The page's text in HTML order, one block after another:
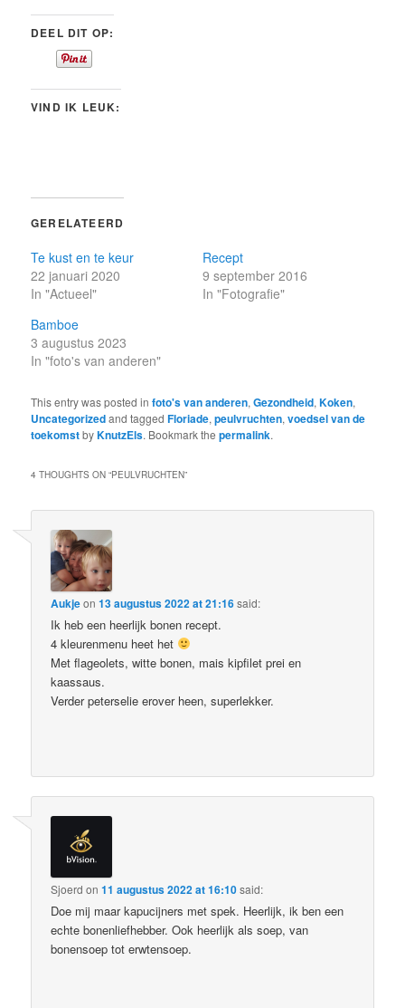
DEEL DIT OP:
VIND IK LEUK:
GERELATEERD
Te kust en te keur
22 januari 2020
In "Actueel"
Recept
9 september 2016
In "Fotografie"
Bamboe
3 augustus 2023
In "foto's van anderen"
This entry was posted infoto's van anderen,Gezondheid,Koken,
Uncategorizedand taggedFloriade,peulvruchten,voedsel van de
toekomstbyKnutzEls. Bookmark thepermalink.
4 THOUGHTS ON “PEULVRUCHTEN”
Aukjeon13 augustus 2022 at 21:16said:
Ik heb een heerlijk bonen recept.
4 kleurenmenu heet het
Met flageolets, witte bonen, mais kipfilet prei en
kaassaus.
Verder peterselie erover heen, superlekker.
Sjoerd on11 augustus 2022 at 16:10said:
Doe mij maar kapucijners met spek. Heerlijk, ik ben een
echte bonenliefhebber. Ook heerlijk als soep, van
bonensoep tot erwtensoep.